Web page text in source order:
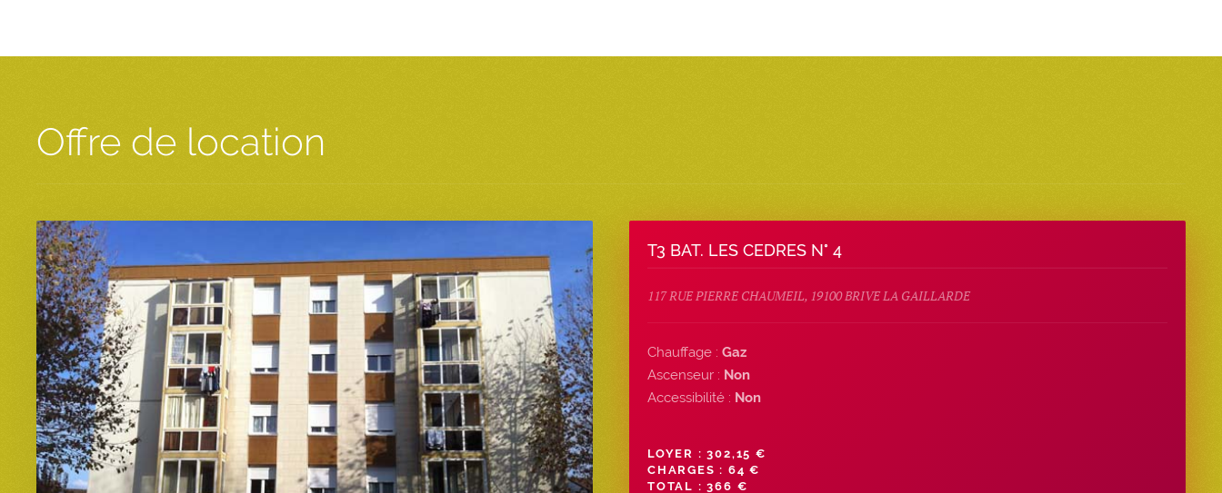
Offre de location
T3 BAT. LES CEDRES N° 4
117 RUE PIERRE CHAUMEIL, 19100 BRIVE LA GAILLARDE
Chauffage : Gaz
Ascenseur : Non
Accessibilité : Non
LOYER : 302,15 €
CHARGES : 64 €
TOTAL : 366 €